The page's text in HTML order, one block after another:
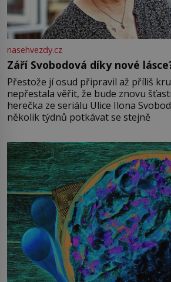
nasehvezdy.cz
Září Svobodová díky nové
Přestože jí osud připravil až příliš
nepřestala věřit, že bude znovu šťastná.
herečka ze seriálu Ulice Ilona
několik týdnů potkávat se stejně